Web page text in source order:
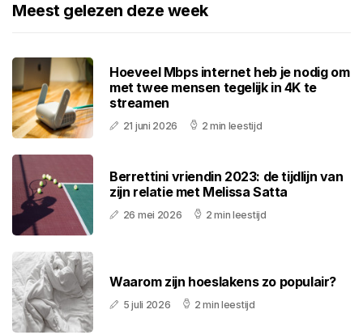
Meest gelezen deze week
Hoeveel Mbps internet heb je nodig om
met twee mensen tegelijk in 4K te
streamen
21 juni 2026 2 min leestijd
Berrettini vriendin 2023: de tijdlijn van
zijn relatie met Melissa Satta
26 mei 2026 2 min leestijd
Waarom zijn hoeslakens zo populair?
5 juli 2026 2 min leestijd